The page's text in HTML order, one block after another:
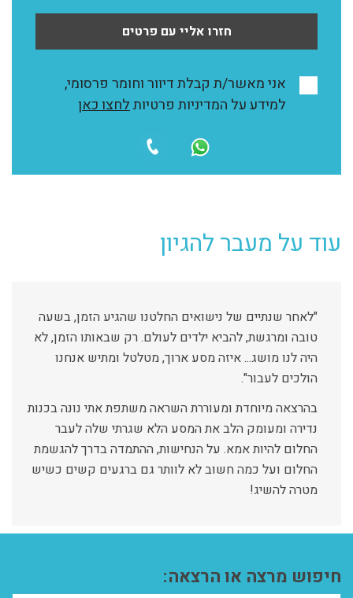
חזרו אליי עם פרטים
אני מאשר/ת קבלת דיוור וחומר פרסומי,
למידע על המדיניות פרטיותלחצו כאן
עוד על מעבר להגיון
"לאחר שנתיים של נישואים החלטנו שהגיע הזמן, בשעה
טובה ומרגשת, להביא ילדים לעולם. רק שבאותו הזמן, לא
היה לנו מושג... איזה מסע ארוך, מטלטל ומתיש אנחנו
הולכים לעבור".
בהרצאה מיוחדת ומעוררת השראה משתפת אתי נונה בכנות
נדירה ומעומק הלב את המסע הלא שגרתי שלה לעבר
החלום להיות אמא. על הנחישות, ההתמדה בדרך להגשמת
החלום ועל כמה חשוב לא לוותר גם ברגעים קשים כשיש
מטרה להשיג!
חיפוש מרצה או הרצאה: